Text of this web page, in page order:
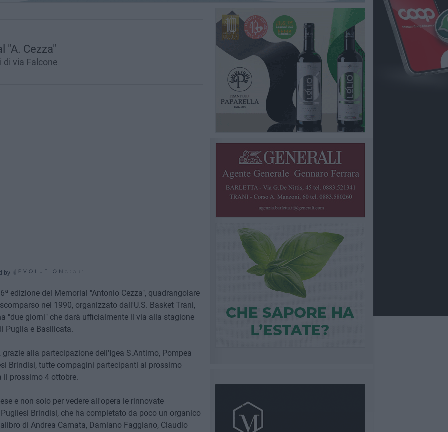
"A. Cezza"
di via Falcone
by
edizione del Memorial "Antonio Cezza", quadrangolare
nel 1990, organizzato dall'U.S. Basket Trani,
"due giorni" che darà ufficialmente il via alla stagione
Puglia e Basilicata.
alla partecipazione dell'Igea S.Antimo, Pompea
Brindisi, tutte compagini partecipanti al prossimo
il prossimo 4 ottobre.
e non solo per vedere all'opera le rinnovate
Brindisi, che ha completato da poco un organico
di Andrea Camata, Damiano Faggiano, Claudio